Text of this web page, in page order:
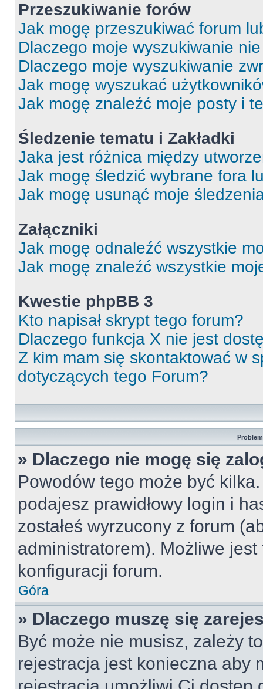
Przeszukiwanie forów
Jak mogę przeszukiwać forum
Dlaczego moje wyszukiwanie
Dlaczego moje wyszukiwanie
Jak mogę wyszukać
Jak mogę znaleźć moje posty i
Śledzenie tematu i Zakładki
Jaka jest różnica między
Jak mogę śledzić wybrane fora
Jak mogę usunąć moje
Załączniki
Jak mogę odnaleźć wszystkie
Jak mogę znaleźć wszystkie
Kwestie phpBB 3
Kto napisał skrypt tego forum?
Dlaczego funkcja X nie jest
Z kim mam się skontaktować w
dotyczących tego Forum?
» Dlaczego nie mogę się
Powodów tego może być
podajesz prawidłowy login i
zostałeś wyrzucony z forum
administratorem). Możliwe
konfiguracji forum.
Góra
» Dlaczego muszę się
Być może nie musisz, zależy
rejestracja jest konieczna aby